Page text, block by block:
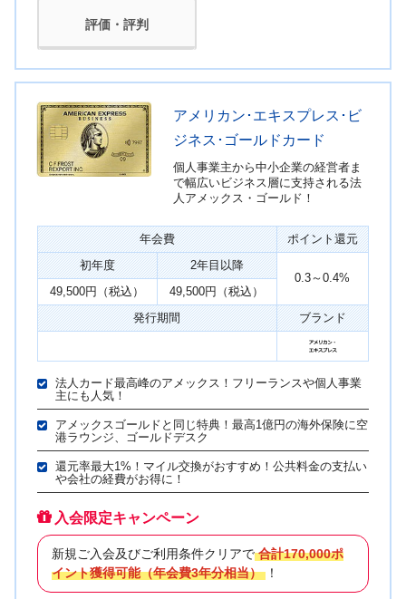
評価・評判
アメリカン･エキスプレス･ビ
ジネス･ゴールドカード
個人事業主から中小企業の経営者ま
で幅広いビジネス層に支持される法
人アメックス・ゴールド！
年会費
ポイント還元
初年度
2年目以降
0.3～0.4%
49,500円（税込）
49,500円（税込）
発行期間
ブランド
法人カード最高峰のアメックス！フリーランスや個人事業
主にも人気！
アメックスゴールドと同じ特典！最高1億円の海外保険に空
港ラウンジ、ゴールドデスク
還元率最大1%！マイル交換がおすすめ！公共料金の支払い
や会社の経費がお得に！
入会限定キャンペーン
新規ご入会及びご利用条件クリアで 合計170,000ポ
イント獲得可能（年会費3年分相当） ！